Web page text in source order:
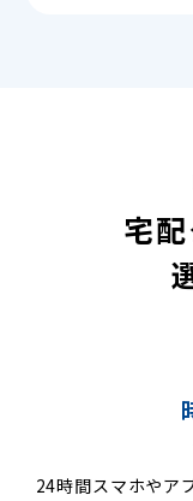
宅
24時間スマホやア